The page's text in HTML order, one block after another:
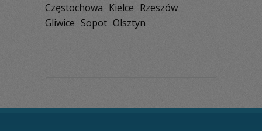
Częstochowa Kielce Rzeszów
Gliwice Sopot Olsztyn